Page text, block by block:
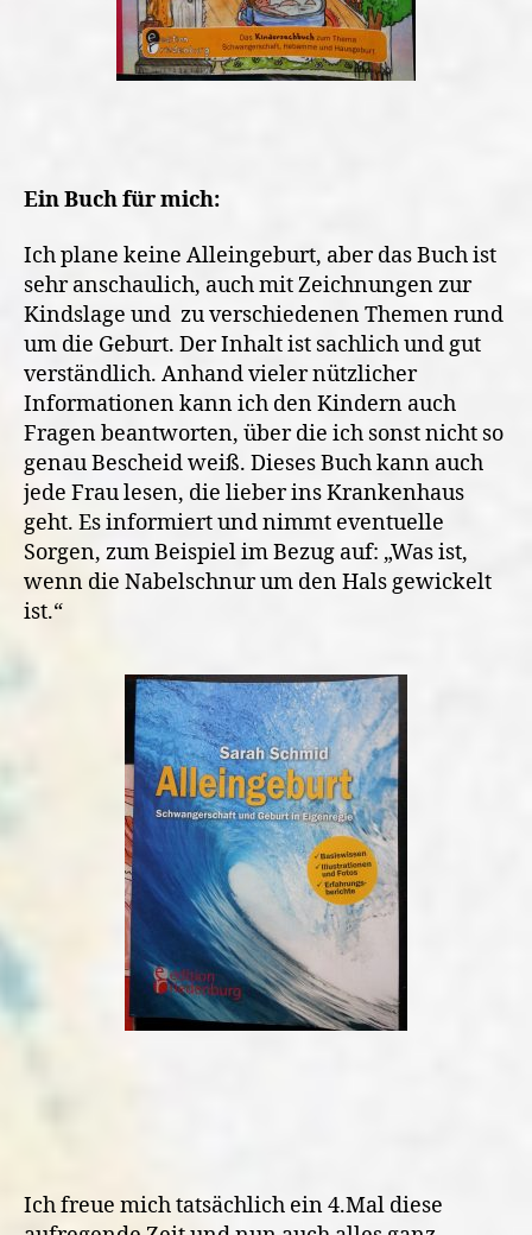
Ein Buch für mich:
Ich plane keine Alleingeburt, aber das Buch ist
sehr anschaulich, auch mit Zeichnungen zur
Kindslage und zu verschiedenen Themen rund
um die Geburt. Der Inhalt ist sachlich und gut
verständlich. Anhand vieler nützlicher
Informationen kann ich den Kindern auch
Fragen beantworten, über die ich sonst nicht so
genau Bescheid weiß. Dieses Buch kann auch
jede Frau lesen, die lieber ins Krankenhaus
geht. Es informiert und nimmt eventuelle
Sorgen, zum Beispiel im Bezug auf: „Was ist,
wenn die Nabelschnur um den Hals gewickelt
ist.“
Ich freue mich tatsächlich ein 4.Mal diese